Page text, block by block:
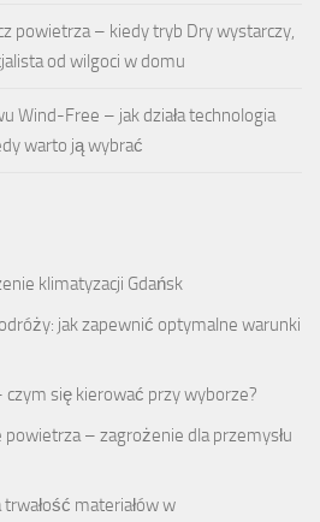
powietrza – kiedy tryb Dry wystarczy,
od wilgoci w domu
Wind-Free – jak działa technologia
warto ją wybrać
klimatyzacji Gdańsk
jak zapewnić optymalne warunki
czym się kierować przy wyborze?
powietrza – zagrożenie dla przemysłu
trwałość materiałów w